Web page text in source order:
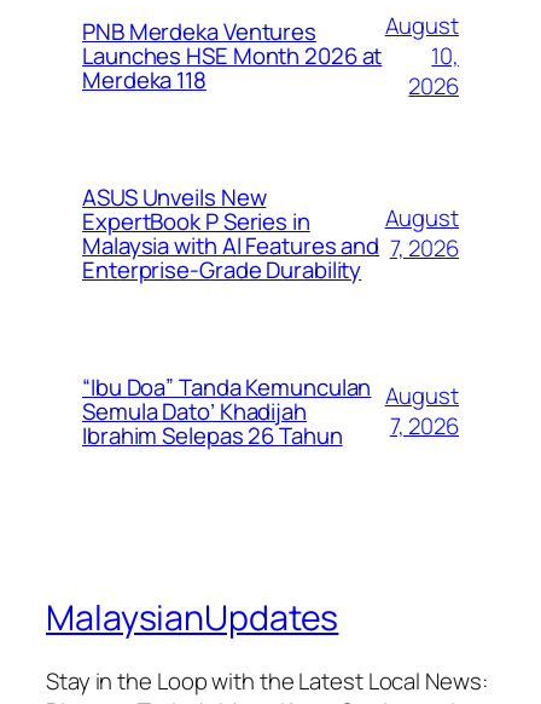
PNB Merdeka Ventures
Launches HSE Month 2026 at
Merdeka 118
August
10,
2026
ASUS Unveils New
ExpertBook P Series in
Malaysia with AI Features and
Enterprise-Grade Durability
August
7, 2026
“Ibu Doa” Tanda Kemunculan
Semula Dato’ Khadijah
Ibrahim Selepas 26 Tahun
August
7, 2026
MalaysianUpdates
Stay in the Loop with the Latest Local News: